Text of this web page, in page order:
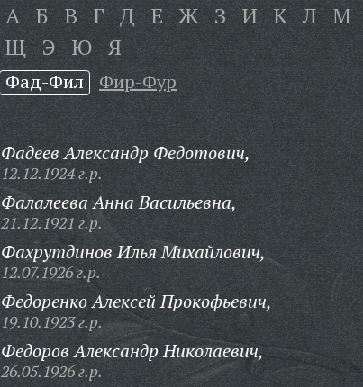
А Б В Г Д Е Ж З И К Л М
Щ Э Ю Я
Фад-Фил Фир-Фур
Фадеев Александр Федотович,
12.12.1924 г.р.
Фалалеева Анна Васильевна,
21.12.1921 г.р.
Фахрутдинов Илья Михайлович,
12.07.1926 г.р.
Федоренко Алексей Прокофьевич,
19.10.1923 г.р.
Федоров Александр Николаевич,
26.05.1926 г.р.